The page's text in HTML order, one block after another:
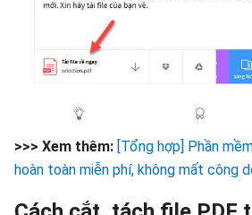
>>> Xem thêm: [Tổng hợp] Phần
hoàn toàn miễn phí, không mất công